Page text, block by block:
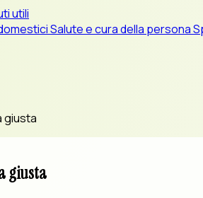
utili
Salute e cura della persona
giusta
giusta